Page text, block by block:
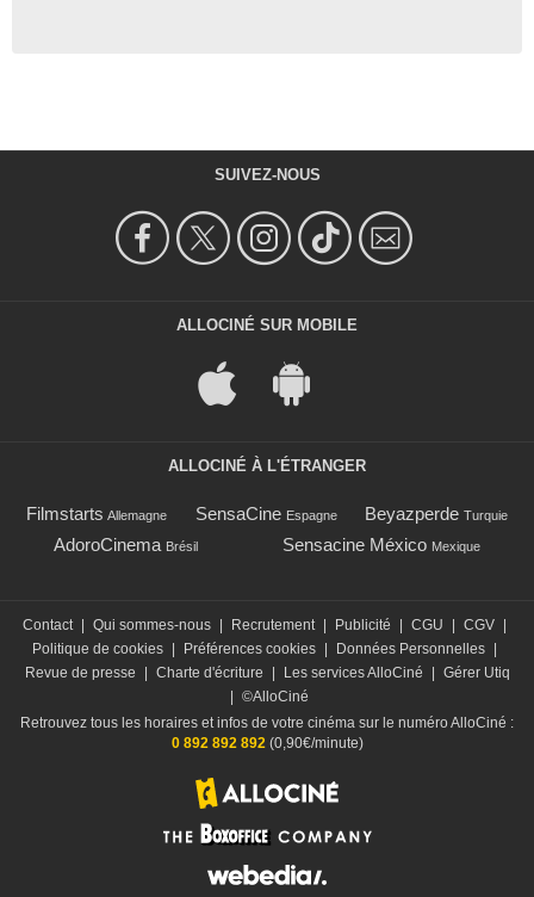
SUIVEZ-NOUS
ALLOCINÉ SUR MOBILE
ALLOCINÉ À L'ÉTRANGER
Filmstarts Allemagne SensaCine Espagne Beyazperde Turquie
AdoroCinema Brésil Sensacine México Mexique
Contact Qui sommes-nous Recrutement Publicité CGU CGV
Politique de cookies
Préférences cookies Données Personnelles
Revue de presse
Charte d'écriture Les services AlloCiné
Gérer Utiq
©AlloCiné
Retrouvez tous les horaires et infos de votre cinéma sur le numéro AlloCiné :
0 892 892 892(0,90€/minute)